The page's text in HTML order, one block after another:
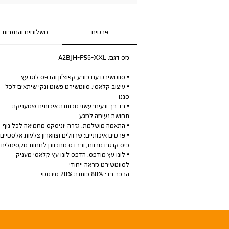
פרטים משלוחים והחזרות
מס דגם:A2BJH-P56-XXL
• סווטשירט עם כובע קפוצ’ון והדפס לוגו עץ
• עיצוב קלאסי: סווטשירט פשוט ונקי שיתאים לכל
סגנו
• בד רך ונעים: עשוי מכותנה איכותית שמעניקה
תחושה נעימה למגע
• התאמה מושלמת: גזרה יוניסקס מחמיאה לכל גוף
• פרטים איכותיים: שרוולים וצווארון צלעות
כיס קנגרו מרווח, וברדס מתכוונן לנוחות
• לוגו עץ מודפס: הדפס לוגו עץ קלאסי מעניק
לסווטשירט מראה ייחודי
הרכב בד: 80% כותנה 20% סינטטי